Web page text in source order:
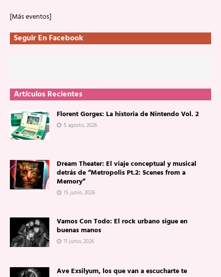
[Más eventos]
Seguir En Facebook
Artículos Recientes
Florent Gorges: La historia de Nintendo Vol. 2
5 agosto, 2026
Dream Theater: El viaje conceptual y musical
detrás de “Metropolis Pt.2: Scenes from a
Memory”
15 junio, 2026
Vamos Con Todo: El rock urbano sigue en
buenas manos
11 junio, 2026
Ave Exsilyum, los que van a escucharte te